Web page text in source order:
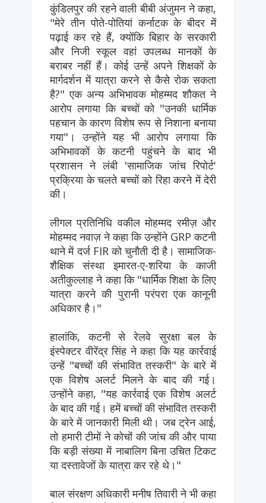
कुंडिलपुर की रहने वाली बीबी अंजुमन ने कहा,
"मेरे तीन पोते-पोतियां कर्नाटक के बीदर में
पढ़ाई कर रहे हैं, क्योंकि बिहार के सरकारी
और निजी स्कूल वहां उपलब्ध मानकों के
बराबर नहीं हैं। कोई उन्हें अपने शिक्षकों के
मार्गदर्शन में यात्रा करने से कैसे रोक सकता
है?" एक अन्य अभिभावक मोहम्मद शौकत ने
आरोप लगाया कि बच्चों को "उनकी धार्मिक
पहचान के कारण विशेष रूप से निशाना बनाया
गया"। उन्होंने यह भी आरोप लगाया कि
अभिभावकों के कटनी पहुंचने के बाद भी
प्रशासन ने लंबी 'सामाजिक जांच रिपोर्ट'
प्रक्रिया के चलते बच्चों को रिहा करने में देरी
की।
लीगल प्रतिनिधि वकील मोहम्मद रमीज़ और
मोहम्मद नवाज़ ने कहा कि उन्होंने GRP कटनी
थाने में दर्ज FIR को चुनौती दी है। सामाजिक-
शैक्षिक संस्था इमारत-ए-शरिया के काजी
अतीकुल्लाह ने कहा कि "धार्मिक शिक्षा के लिए
यात्रा करने की पुरानी परंपरा एक कानूनी
अधिकार है।"
हालांकि, कटनी से रेलवे सुरक्षा बल के
इंस्पेक्टर वीरेंद्र सिंह ने कहा कि यह कार्रवाई
उन्हें "बच्चों की संभावित तस्करी" के बारे में
एक विशेष अलर्ट मिलने के बाद की गई।
उन्होंने कहा, "यह कार्रवाई एक विशेष अलर्ट
के बाद की गई। हमें बच्चों की संभावित तस्करी
के बारे में जानकारी मिली थी। जब ट्रेन आई,
तो हमारी टीमों ने कोचों की जांच की और पाया
कि बड़ी संख्या में नाबालिग बिना उचित टिकट
या दस्तावेजों के यात्रा कर रहे थे।"
बाल संरक्षण अधिकारी मनीष तिवारी ने भी कहा